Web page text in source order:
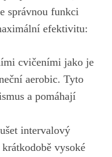
správnou funkci
efektivitu:
cvičeními jako⁤ je
aerobic. Tyto
a pomáhají⁤
intervalový
‍vysoké